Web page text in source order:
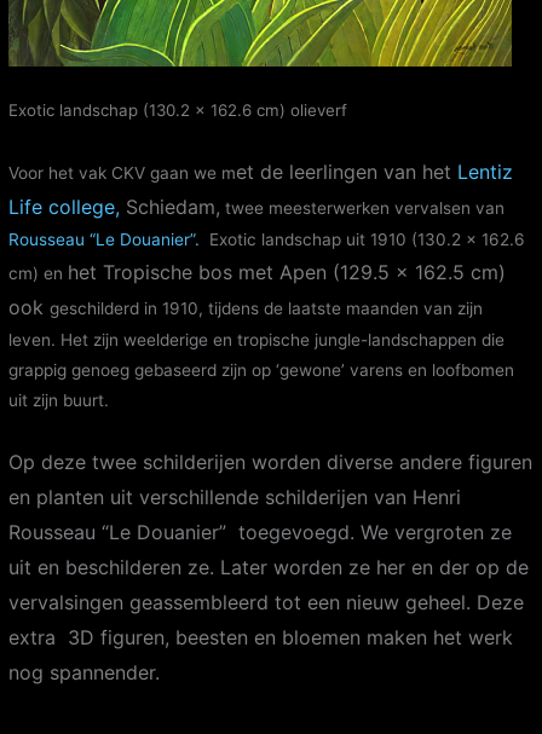
Exotic landschap (130.2 x 162.6 cm) olieverf
Voor het vak CKV gaan we met de leerlingen van het Lentiz
Life college, Schiedam, twee meesterwerken vervalsen van
Rousseau “Le Douanier”. Exotic landschap uit 1910 (130.2 x 162.6
cm) en het Tropische bos met Apen (129.5 x 162.5 cm)
ookgeschilderd in 1910, tijdens de laatste maanden van zijn
leven. Het zijn weelderige en tropische jungle-landschappen die
grappig genoeg gebaseerd zijn op ‘gewone’ varens en loofbomen
uit zijn buurt.
Op deze twee schilderijen worden diverse andere figuren
en planten uit verschillende schilderijen van Henri
Rousseau “Le Douanier” toegevoegd. We vergroten ze
uit en beschilderen ze. Later worden ze her en der op de
vervalsingen geassembleerd tot een nieuw geheel. Deze
extra 3D figuren, beesten en bloemen maken het werk
nog spannender.